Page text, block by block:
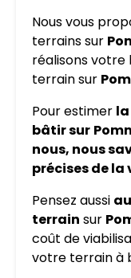
Nous vous
terrains sur
réalisons
terrain sur
Pour estimer
bâtir sur
nous, nous
précises de
Pensez aussi
terrain sur
coût de
votre terrain à